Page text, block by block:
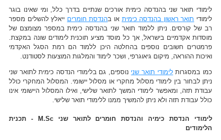
לימודי תואר שני בהנדסה כימית אורכים שנתיים בדרך כלל, ומי שאינו בוגר
לימודי תואר ראשון בהנדסה כימית או בהנדסת חומרים ייאלץ להשלים מספר
רב של קורסים. ניתן ללמוד תואר שני בהנדסה כימית במספר מצומצם של
מוסדות אקדמיים בישראל, אך כל מוסד מציע תוכנית לימודים שונה במקצת.
פרמטרים חשובים נוספים בהחלטה היכן ללמוד הם רמת הסגל האקדמי
ואיכות ההוראה, מיקום גיאוגרפי, ושכר לימוד והמלגות המוצעות לסטודנט.
כמו במסגרותלימודי תואר שני נוספים, גם בלימודי הנדסה כימית לתואר שני
ניתן לבחור בין לימודי מסלול מחקרי או מסלול יישומי. המסלול המחקרי כולל
עבודת תזה, ומאפשר לימודי המשך לתואר שלישי, ואילו המסלול היישומי אינו
כולל עבודת תזה ולא ניתן להמשיך ממנו ללימודי תואר שלישי.
לימודי הנדסת כימיה והנדסת חומרים לתואר שני M.Sc - תכנית
הלימודים